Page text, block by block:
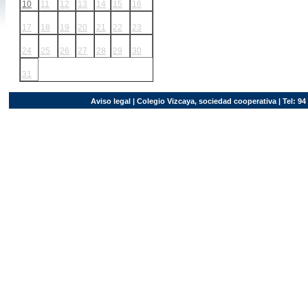
10 11 12 13 14 15 16
17 18 19 20 21 22 23
24 25 26 27 28 29 30
31
Aviso legal| Colegio Vizcaya, sociedad cooperativa | Tel: 94